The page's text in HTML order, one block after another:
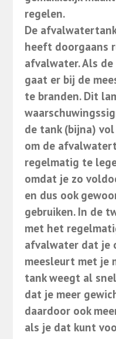
regelen.
De
heeft doorgaans
afvalwater. Als
gaat er bij de
te branden. Dit
de tank (bijna)
om de
regelmatig te
omdat je zo
en dus ook
gebruiken. In de
met het
afvalwater dat je
meesleurt met je
tank weegt al
dat je meer
daardoor ook
als je dat kunt